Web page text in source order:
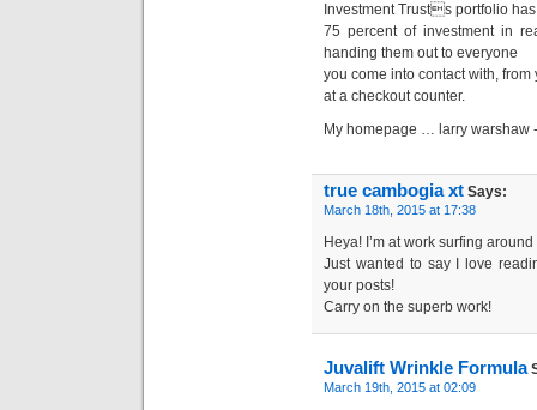
Investment Trusts portfolio has
75 percent of investment in
handing them out to everyone
you come into contact with, from
at a checkout counter.
My homepage … larry warshaw
true cambogia xt Says:
March 18th, 2015 at 17:38
Heya! I’m at work surfing
Just wanted to say I love
your posts!
Carry on the superb work!
Juvalift Wrinkle Formula
March 19th, 2015 at 02:09